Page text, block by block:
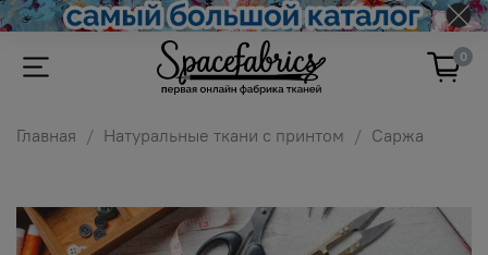
0
Главная Натуральные ткани с принтом Саржа